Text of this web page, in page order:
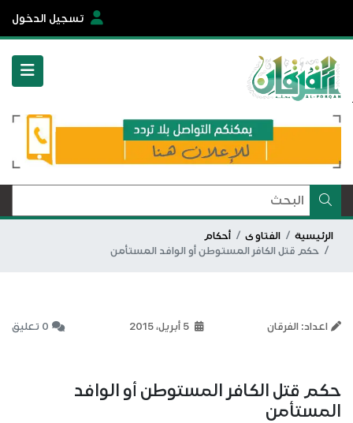
تسجيل الدخول
الرئيسية الفتاوى
أحكام
حكم قتل الكافر المستوطن أو الوافد المستأمن
اعداد: الفرقان 5 أبريل، 2015 0 تعليق
حكم قتل الكافر المستوطن أو الوافد
المستأمن